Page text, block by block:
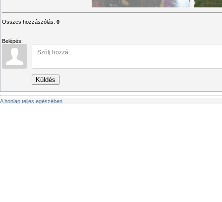
Összes hozzászólás: 0
Belépés:
Küldés
A honlap teljes egészében